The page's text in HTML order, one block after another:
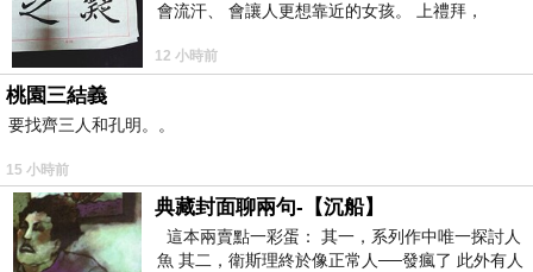
南韓戲劇《孤單又燦爛的神－鬼怪》由金高恩、
孔劉、李棟旭、劉寅娜擔綱主演，20日播岀第14
集，金信因為拔出胸口的劍而消失，連帶他生活
過的痕跡、存在於他人腦中的記憶也一併消除，
池听晫只能匆匆在筆記本寫下：「要記得金信，
妳是那人的新娘。」
會流汗、 會讓人更想靠近的女孩。 上禮拜，
12 小時前
桃園三結義
要找齊三人和孔明。。
15 小時前
典藏封面聊兩句-【沉船】
這本兩賣點一彩蛋： 其一，系列作中唯一探討人
魚 其二，衛斯理終於像正常人──發瘋了 此外有人